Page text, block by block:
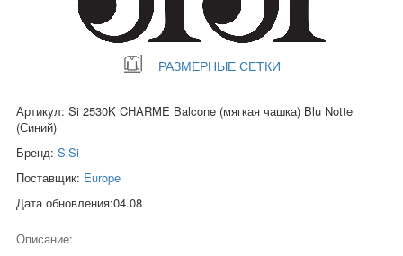
РАЗМЕРНЫЕ СЕТКИ
Артикул: Si 2530K CHARME Balcone (мягкая чашка) Blu Notte
(Синий)
Бренд: SiSi
Поставщик: Europe
Дата обновления:04.08
Описание: